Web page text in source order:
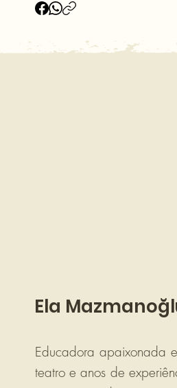
Ela
Educadora apaixonada
teatro e anos de